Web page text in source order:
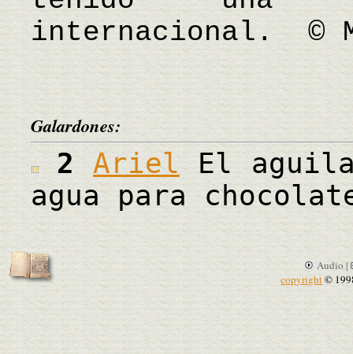
internacional. ©
Galardones:
2ArielEl aguila
agua para
Audio |
copyright©